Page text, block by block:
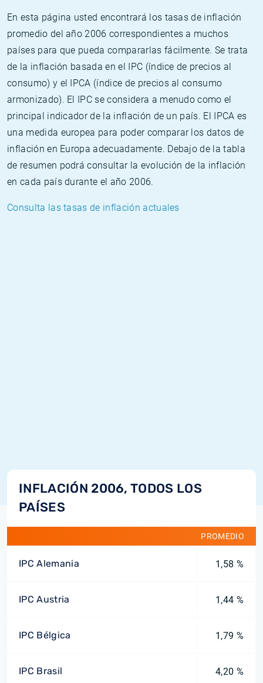
En esta página usted encontrará los tasas de inflación
promedio del año 2006 correspondientes a muchos
países para que pueda compararlas fácilmente. Se trata
de la inflación basada en el IPC (índice de precios al
consumo) y el IPCA (índice de precios al consumo
armonizado). El IPC se considera a menudo como el
principal indicador de la inflación de un país. El IPCA es
una medida europea para poder comparar los datos de
inflación en Europa adecuadamente. Debajo de la tabla
de resumen podrá consultar la evolución de la inflación
en cada país durante el año 2006.
Consulta las tasas de inflación actuales
INFLACIÓN 2006, TODOS LOS
PAÍSES
PROMEDIO
IPC Alemania 1,58 %
IPC Austria 1,44 %
IPC Bélgica 1,79 %
IPC Brasil 4,20 %